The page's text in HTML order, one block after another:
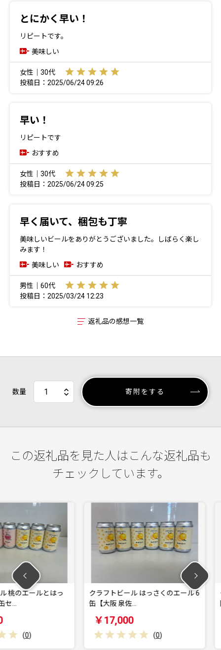
とにかく早い！
リピートです。
美味しい
女性｜30代
投稿日：2025/06/24 09:26
早い！
リピートです
おすすめ
女性｜30代
投稿日：2025/06/24 09:25
早く届いて、梱包も丁寧
美味しいビールをありがとうございました。しばらく楽し
みます！
美味しい
おすすめ
男性｜60代
投稿日：2025/03/24 12:23
返礼品の感想一覧
数量 寄附をする
この返礼品を見た人はこんな返礼品も
チェックしています。
ルとはっ
クラフトビール はっさくのエール 6
缶【大阪 泉佐…
￥17,000
(0 )
クラフト
阪 泉佐野